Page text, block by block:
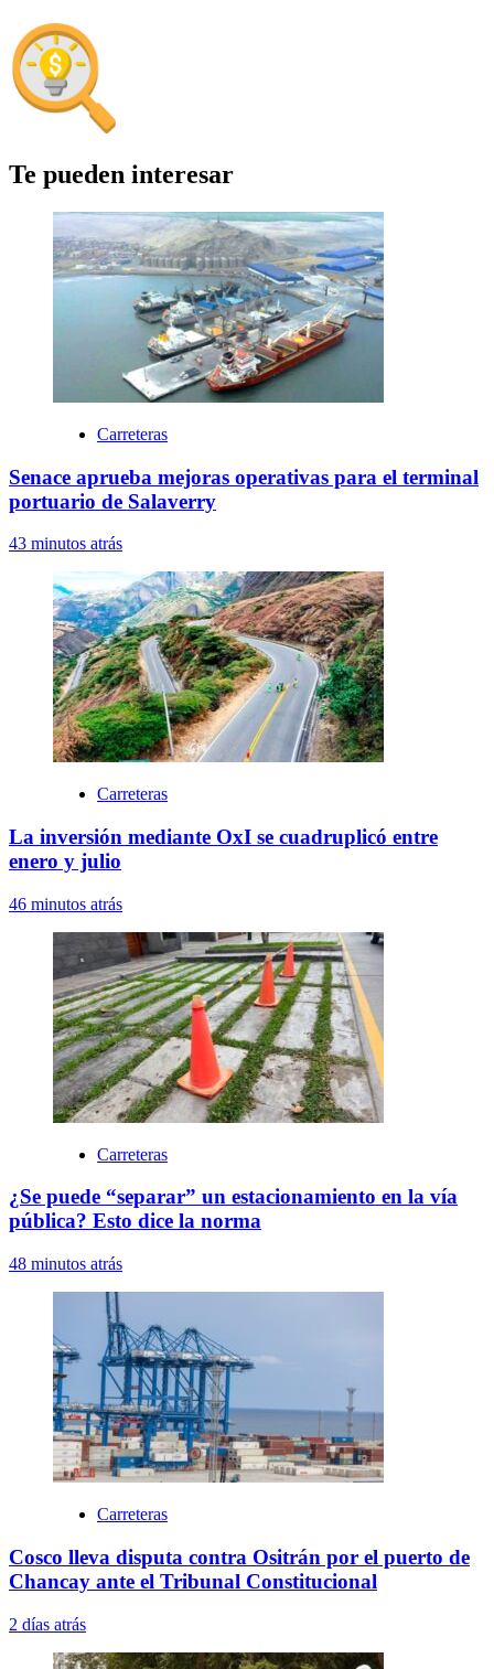
Te pueden interesar
Carreteras
Senace aprueba mejoras operativas para el terminal
portuario de Salaverry
43 minutos atrás
Carreteras
La inversión mediante OxI se cuadruplicó entre
enero y julio
46 minutos atrás
Carreteras
¿Se puede “separar” un estacionamiento en la vía
pública? Esto dice la norma
48 minutos atrás
Carreteras
Cosco lleva disputa contra Ositrán por el puerto de
Chancay ante el Tribunal Constitucional
2 días atrás